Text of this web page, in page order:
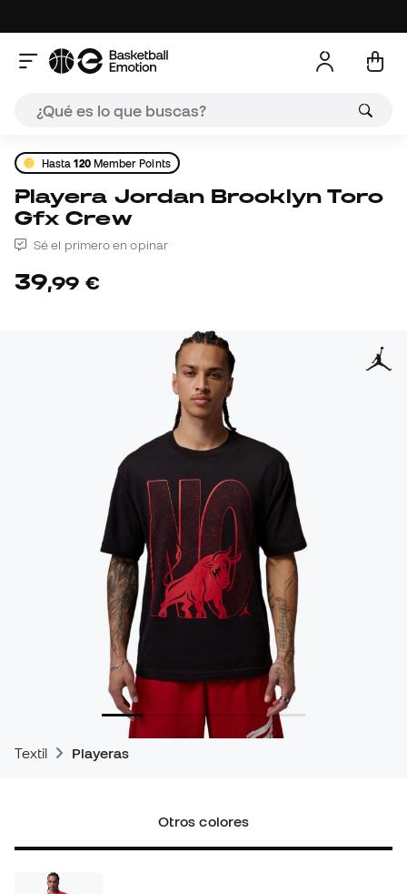
Hasta120Member Points
Playera Jordan Brooklyn Toro
Gfx Crew
Sé el primero en opinar
39,99 €
Textil Playeras
Otros colores